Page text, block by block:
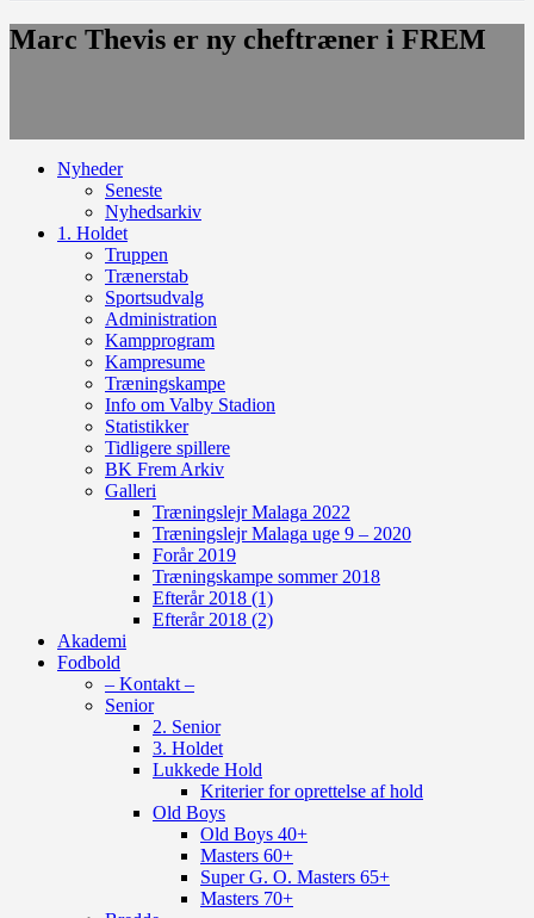
Marc Thevis er ny cheftræner i FREM
Nyheder
Seneste
Nyhedsarkiv
1. Holdet
Truppen
Trænerstab
Sportsudvalg
Administration
Kampprogram
Kampresume
Træningskampe
Info om Valby Stadion
Statistikker
Tidligere spillere
BK Frem Arkiv
Galleri
Træningslejr Malaga 2022
Træningslejr Malaga uge 9 – 2020
Forår 2019
Træningskampe sommer 2018
Efterår 2018 (1)
Efterår 2018 (2)
Akademi
Fodbold
– Kontakt –
Senior
2. Senior
3. Holdet
Lukkede Hold
Kriterier for oprettelse af hold
Old Boys
Old Boys 40+
Masters 60+
Super G. O. Masters 65+
Masters 70+